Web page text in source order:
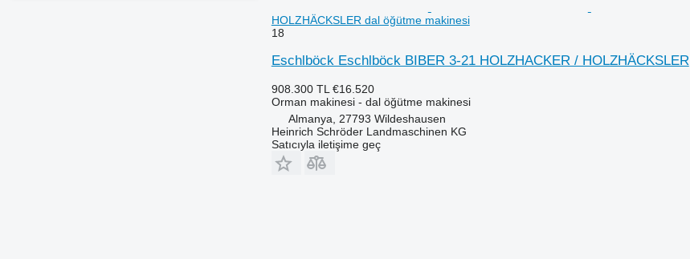
HOLZHÄCKSLER dal öğütme makinesi
18
Eschlböck Eschlböck BIBER 3-21 HOLZHACKER / HOLZHÄCKSLER
908.300 TL €16.520
Orman makinesi - dal öğütme makinesi
Almanya, 27793 Wildeshausen
Heinrich Schröder Landmaschinen KG
Satıcıyla iletişime geç